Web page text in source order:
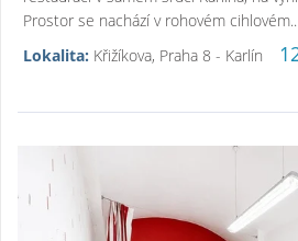
Prostor se nachází v rohovém cihlovém..
Lokalita: Křižíkova, Praha 8 - Karlín